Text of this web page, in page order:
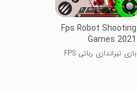
Fps Robot Shooting
Games 2021
بازی تیراندازی رباتی FPS